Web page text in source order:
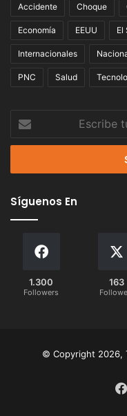
Accidente Choque
Economía EEUU El
Internacionales
PNC Salud
correo
Síguenos En
1.300
Followers
163
© Copyright 2026,